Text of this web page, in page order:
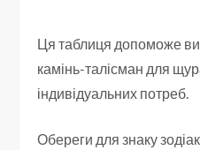
Ця таблиця допоможе
камінь-талісман для
індивідуальних потреб.
Обереги для знаку